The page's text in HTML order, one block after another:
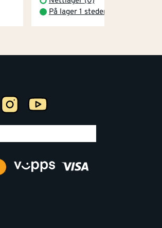
På lager 1 steder